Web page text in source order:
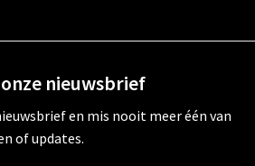
nieuwsbrief
en mis nooit meer één van
of updates.